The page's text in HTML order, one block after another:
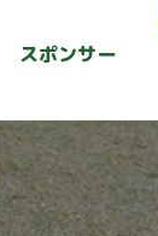
スポンサー